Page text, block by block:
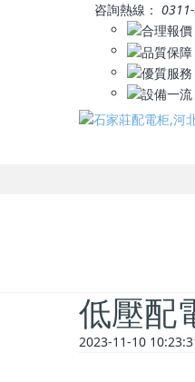
咨詢熱線：
低壓配
2023-11-10